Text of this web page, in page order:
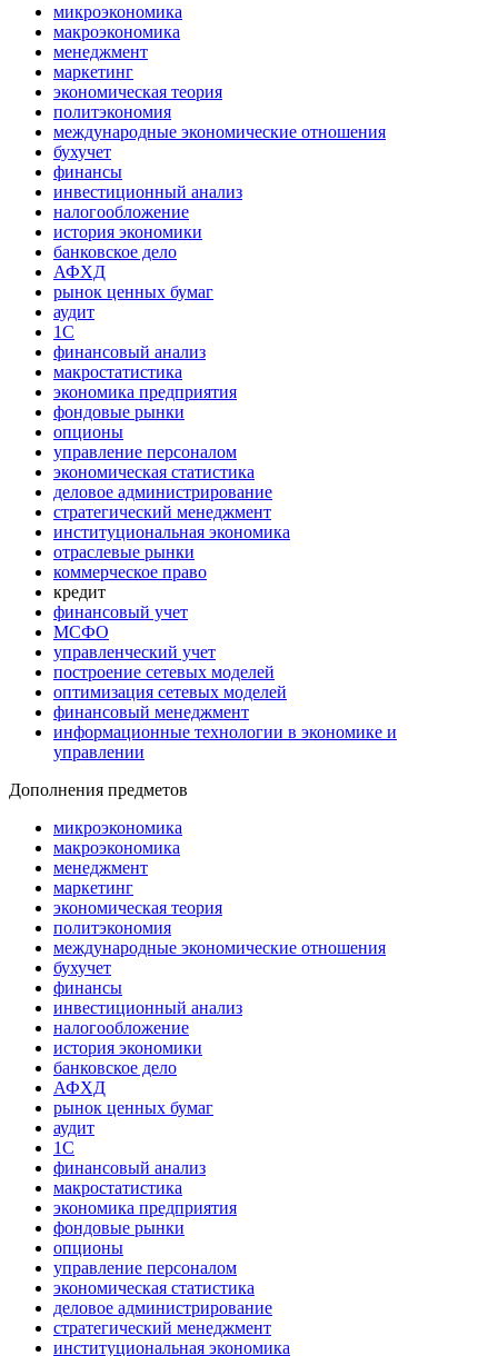
микроэкономика
макроэкономика
менеджмент
маркетинг
экономическая теория
политэкономия
международные экономические отношения
бухучет
финансы
инвестиционный анализ
налогообложение
история экономики
банковское дело
АФХД
рынок ценных бумаг
аудит
1С
финансовый анализ
макростатистика
экономика предприятия
фондовые рынки
опционы
управление персоналом
экономическая статистика
деловое администрирование
стратегический менеджмент
институциональная экономика
отраслевые рынки
коммерческое право
кредит
финансовый учет
МСФО
управленческий учет
построение сетевых моделей
оптимизация сетевых моделей
финансовый менеджмент
информационные технологии в экономике и
управлении
Дополнения предметов
микроэкономика
макроэкономика
менеджмент
маркетинг
экономическая теория
политэкономия
международные экономические отношения
бухучет
финансы
инвестиционный анализ
налогообложение
история экономики
банковское дело
АФХД
рынок ценных бумаг
аудит
1С
финансовый анализ
макростатистика
экономика предприятия
фондовые рынки
опционы
управление персоналом
экономическая статистика
деловое администрирование
стратегический менеджмент
институциональная экономика